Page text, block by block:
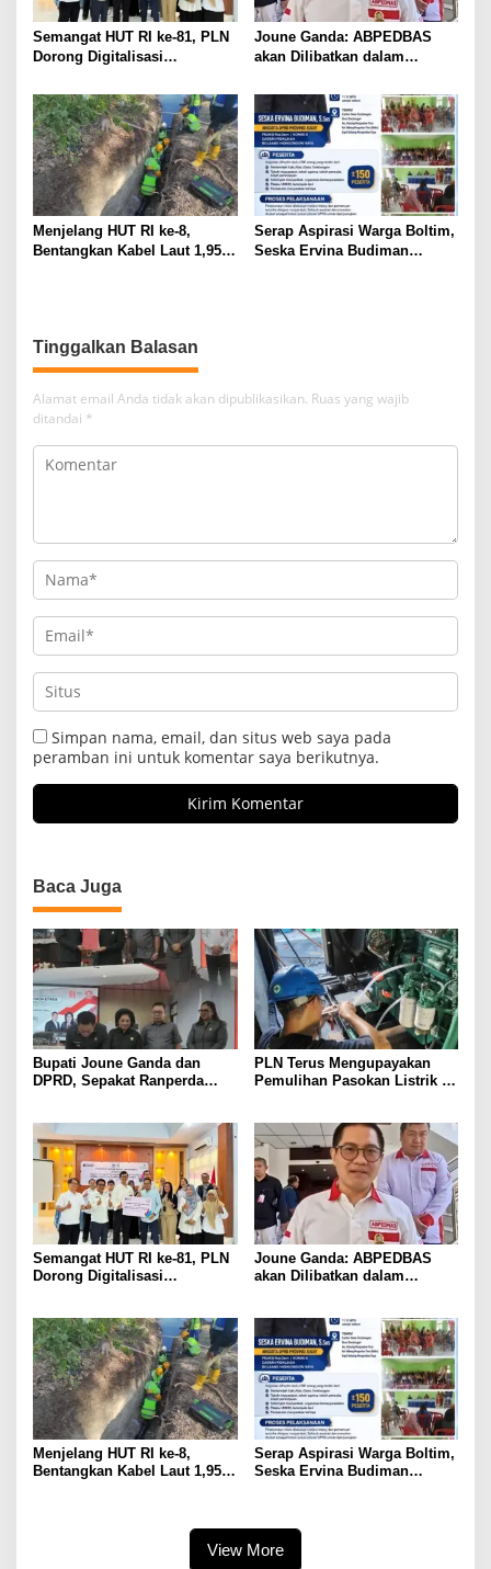
Semangat HUT RI ke-81, PLN
Dorong Digitalisasi
Palu Lewat Program TJSL
Joune Ganda: ABPEDBAS
akan Dilibatkan dalam
2026
Menjelang HUT RI ke-8,
Bentangkan Kabel Laut 1,95
Gorontalo
Serap Aspirasi Warga Boltim,
Seska Ervina Budiman
Tinggalkan Balasan
Alamat email Anda tidak akan dipublikasikan. Ruas yang wajib
ditandai *
Simpan nama, email, dan situs web saya pada
peramban ini untuk komentar saya berikutnya.
Baca Juga
Bupati Joune Ganda dan
DPRD, Sepakat Ranperda
PLN Terus Mengupayakan
Pemulihan Pasokan Listrik di
Semangat HUT RI ke-81, PLN
Dorong Digitalisasi
Joune Ganda: ABPEDBAS
akan Dilibatkan dalam
Menjelang HUT RI ke-8,
Bentangkan Kabel Laut 1,95
Serap Aspirasi Warga Boltim,
Seska Ervina Budiman
View More